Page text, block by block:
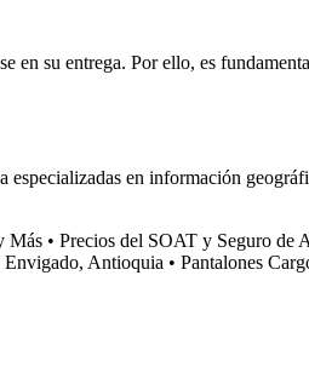
en su entrega. Por ello, es
en información
Más • Precios del SOAT y Seguro de
Envigado, Antioquia • Pantalones